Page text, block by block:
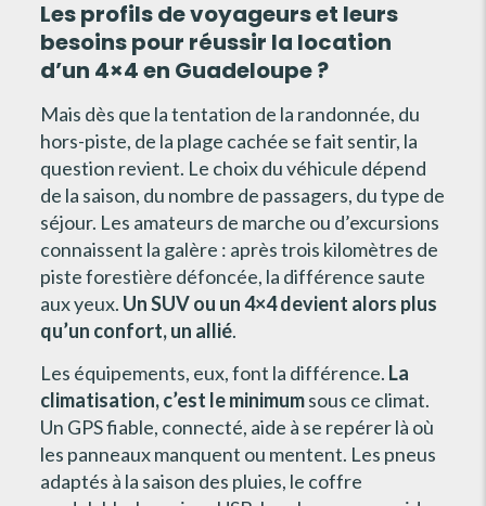
Les profils de voyageurs et leurs
besoins pour réussir la location
d’un 4×4 en Guadeloupe ?
Mais dès que la tentation de la randonnée, du
hors-piste, de la plage cachée se fait sentir, la
question revient. Le choix du véhicule dépend
de la saison, du nombre de passagers, du type de
séjour. Les amateurs de marche ou d’excursions
connaissent la galère : après trois kilomètres de
piste forestière défoncée, la différence saute
aux yeux. Un SUV ou un 4×4 devient alors plus
qu’un confort, un allié.
Les équipements, eux, font la différence. La
climatisation, c’est le minimumsous ce climat.
Un GPS fiable, connecté, aide à se repérer là où
les panneaux manquent ou mentent. Les pneus
adaptés à la saison des pluies, le coffre